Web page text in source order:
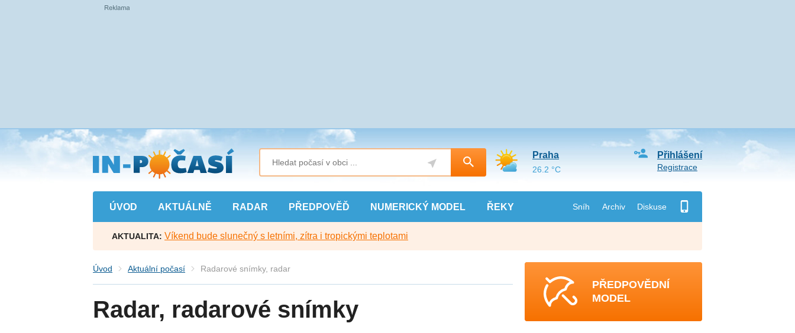
Přejít
na
hlavní
obsah
ÚVOD AKTUÁLNĚ RADAR PŘEDPOVĚĎ NUMERICKÝ MODEL ŘEKY Sníh Archiv Diskuse
Přihlášení
Registrace
Praha
26.2 °C
AKTUALITA: Víkend bude slunečný s letními, zítra i tropickými teplotami
Úvod Aktuální počasí Radarové snímky, radar
Radar, radarové snímky
PŘEDPOVĚDNÍ
MODEL